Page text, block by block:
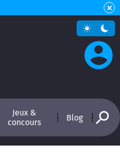
Jeux &
concours
Blog